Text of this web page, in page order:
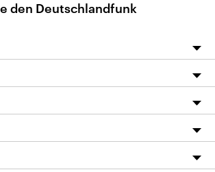
den Deutschlandfunk
auf dlf.de
App